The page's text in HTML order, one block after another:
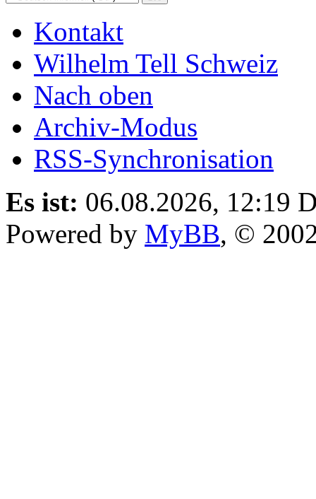
Kontakt
Wilhelm Tell Schweiz
Nach oben
Archiv-Modus
RSS-Synchronisation
Es ist: 06.08.2026, 12:19
Powered by MyBB, ©